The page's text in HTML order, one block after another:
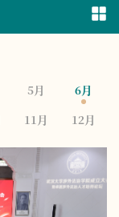
5月
6月
11月 12月